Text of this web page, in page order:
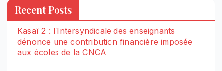
Recent Posts
Kasaï 2 : l’Intersyndicale des enseignants
dénonce une contribution financière imposée
aux écoles de la CNCA